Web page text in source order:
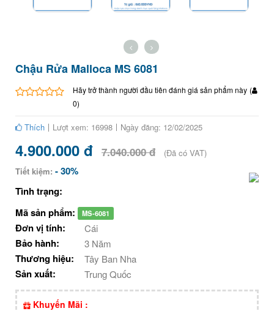
Chậu Rửa Malloca MS 6081
Hãy trở thành người đầu tiên đánh giá sản phẩm này (
0)
Thích Lượt xem: 16998 Ngày đăng: 12/02/2025
4.900.000 đ 7.040.000 đ
(Đã có VAT)
Tiết kiệm: - 30%
Tình trạng:
Mã sản phẩm:
MS-6081
Đơn vị tính: Cái
Bảo hành: 3 Năm
Thương hiệu: Tây Ban Nha
Sản xuất: Trung Quốc
Khuyến Mãi :